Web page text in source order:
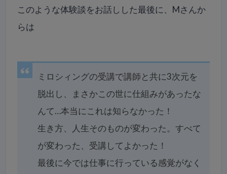
このような体験談をお話しした最後に、Mさんか
らは
ミロシィングの受講で講師と共に3次元を
脱出し、まさかこの世に仕組みがあったな
んて…本当にこれは知らなかった！
生き方、人生そのものが変わった。すべて
が変わった、受講してよかった！
最後に今では仕事に行っている感覚がなく